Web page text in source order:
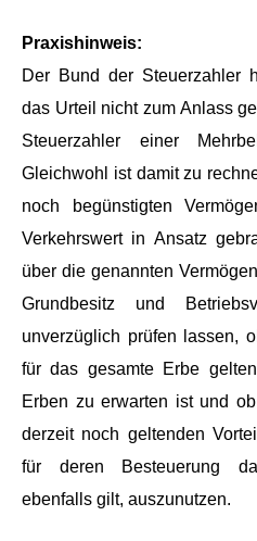
Praxishinweis:
Der Bund der Steuerzahler
das Urteil nicht zum Anlass
Steuerzahler einer
Gleichwohl ist damit zu
noch begünstigten
Verkehrswert in Ansatz
über die genannten
Grundbesitz und
unverzüglich prüfen lassen,
für das gesamte Erbe
Erben zu erwarten ist und
derzeit noch geltenden
für deren Besteuerung
ebenfalls gilt, auszunutzen.